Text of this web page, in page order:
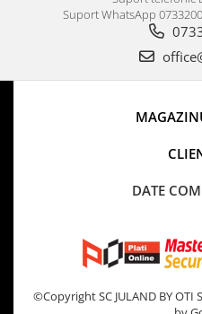
Suport WhatsApp
DATE
©Copyright SC JULAND BY OTI